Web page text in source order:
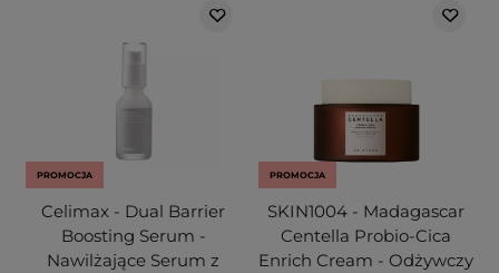
PROMOCJA
Celimax - Dual Barrier
Boosting Serum -
Nawilżające Serum z
PROMOCJA
SKIN1004 - Madagascar
Centella Probio-Cica
Enrich Cream - Odżywczy